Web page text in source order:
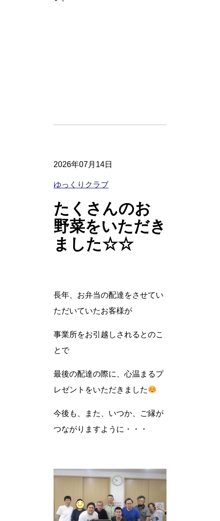
2026年07月14日
ゆっくりクラブ
たくさんのお
野菜をいただき
ました☆☆
長年、お弁当の配達をさせてい
ただいていたお客様が
事業所をお引越しされるとのこ
とで
最後の配達の際に、心温まるプ
レゼントをいただきました
今後も、また、いつか、ご縁が
つながりますように・・・